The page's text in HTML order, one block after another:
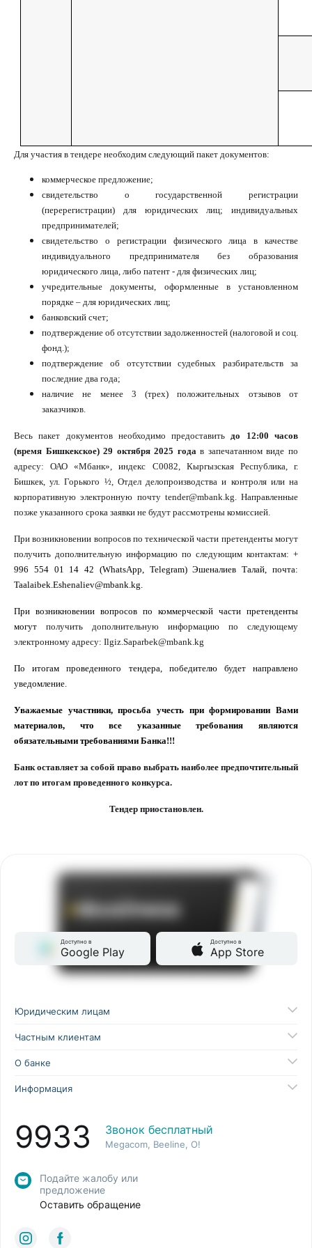
Для участия в тендере необходим следующий пакет документов:
коммерческое предложение;
свидетельство о государственной регистрации
(перерегистрации) для юридических лиц; индивидуальных
предпринимателей;
свидетельство о регистрации физического лица в качестве
индивидуального предпринимателя без образования
юридического лица, либо патент - для физических лиц;
учредительные документы, оформленные в установленном
порядке – для юридических лиц;
банковский счет;
подтверждение об отсутствии задолженностей (налоговой и соц.
фонд.);
подтверждение об отсутствии судебных разбирательств за
последние два года;
наличие не менее 3 (трех) положительных отзывов от
заказчиков.
Весь пакет документов необходимо предоставитьдо 12:00 часов
(время Бишкекское) 29 октября 2025 годав запечатанном виде по
адресу: ОАО «Мбанк», индекс С0082, Кыргызская Республика, г.
Бишкек, ул. Горького ½, Отдел делопроизводства и контроля или на
корпоративную электронную почту tender@mbank.kg. Направленные
позже указанного срока заявки не будут рассмотрены комиссией.
При возникновении вопросов по технической части претенденты могут
получить дополнительную информацию по следующим контактам: +
996 554 01 14 42 (WhatsApp, Telegram) Эшеналиев Талай, почта:
Taalaibek.Eshenaliev@mbank.kg.
При возникновении вопросов по коммерческой части претенденты
могут получить дополнительную информацию по следующему
электронному адресу: Ilgiz.Saparbek@mbank.kg
По итогам проведенного тендера, победителю будет направлено
уведомление.
Уважаемые участники, просьба учесть при формировании Вами
материалов, что все указанные требования являются
обязательными требованиями Банка!!!
Банк оставляет за собой право выбрать наиболее предпочтительный
лот по итогам проведенного конкурса.
Тендер приостановлен.
Доступно в
Google Play
Доступно в
App Store
Юридическим лицам
Частным клиентам
О банке
Информация
9933 Звонок бесплатный
Megacom, Beeline, O!
Подайте жалобу или
предложение
Оставить обращение